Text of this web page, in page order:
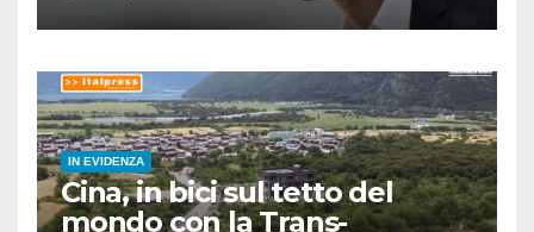
IN EVIDENZA
Cina, in bici sul tetto del
mondo con la Trans-